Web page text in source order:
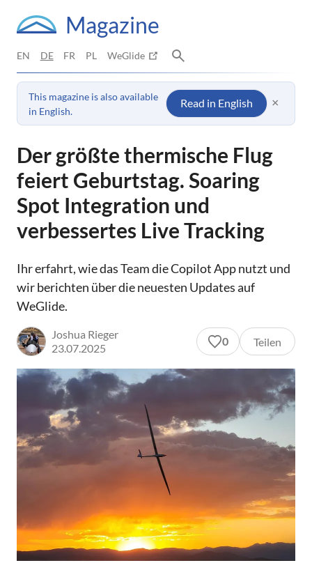
Magazine
EN DE FR PL WeGlide
This magazine is also available
in English.
Read in English ×
Der größte thermische Flug
feiert Geburtstag. Soaring
Spot Integration und
verbessertes Live Tracking
Ihr erfahrt, wie das Team die Copilot App nutzt und
wir berichten über die neuesten Updates auf
WeGlide.
Joshua Rieger
23.07.2025
0 Teilen